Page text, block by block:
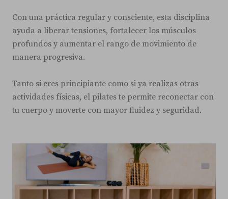
Con una práctica regular y consciente, esta disciplina
ayuda a liberar tensiones, fortalecer los músculos
profundos y aumentar el rango de movimiento de
manera progresiva.
Tanto si eres principiante como si ya realizas otras
actividades físicas, el pilates te permite reconectar con
tu cuerpo y moverte con mayor fluidez y seguridad.